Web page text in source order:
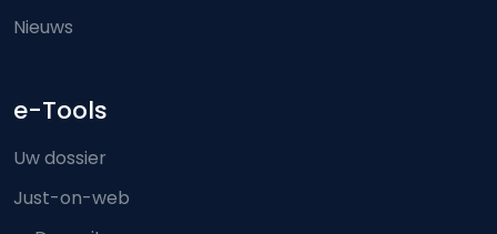
Nieuws
e-Tools
Uw dossier
Just-on-web